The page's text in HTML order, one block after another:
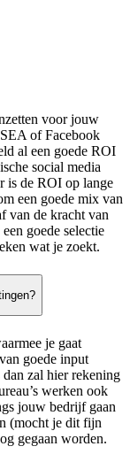
voor jouw
of Facebook
al een goede ROI
social media
is de ROI op lange
een goede mix van
van de kracht van
goede selectie
wat je zoekt.
je gaat
goede input
zal hier rekening
werken ook
jouw bedrijf gaan
(mocht je dit fijn
gegaan worden.